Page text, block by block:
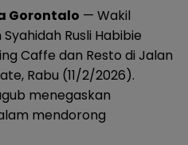
Gorontalo — Wakil
Rusli Habibie
Caffe dan Resto di Jalan
Rabu (11/2/2026).
menegaskan
mendorong